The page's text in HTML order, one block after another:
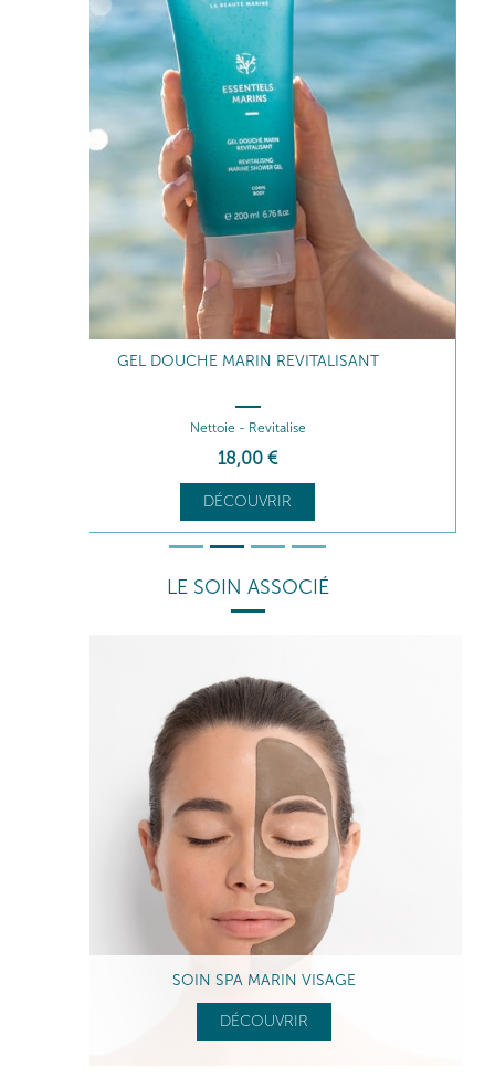
GEL DOUCHE MARIN REVITALISANT
Nettoie - Revitalise
18,00 €
DÉCOUVRIR
LE SOIN ASSOCIÉ
SOIN SPA MARIN VISAGE
DÉCOUVRIR